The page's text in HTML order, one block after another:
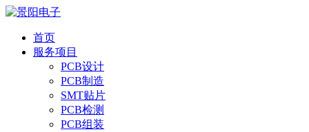
首页
服务项目
PCB设计
PCB制造
SMT贴片
PCB检测
PCB组装